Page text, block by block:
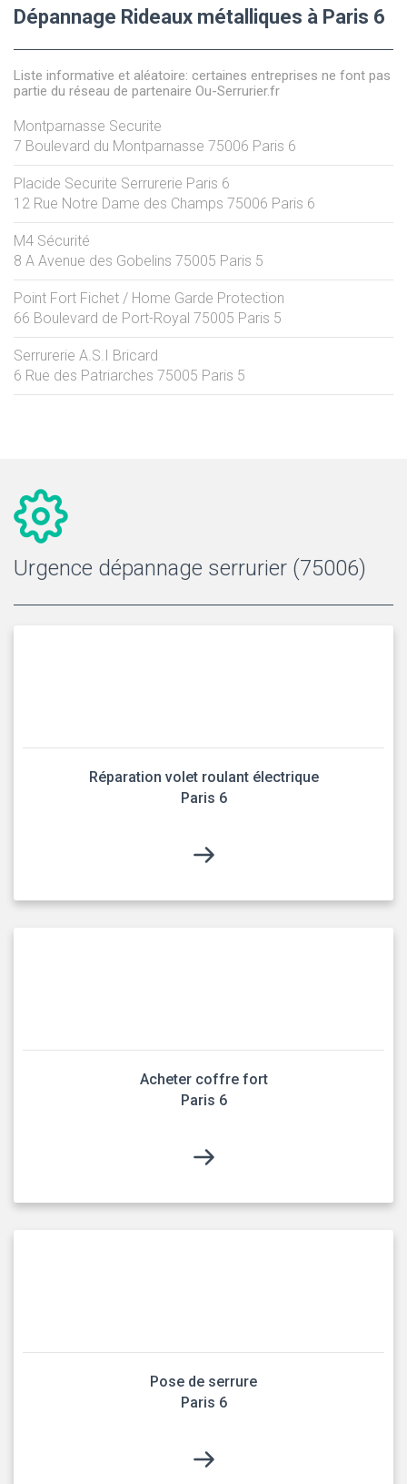
Dépannage Rideaux métalliques à Paris 6
Liste informative et aléatoire: certaines entreprises ne font pas
partie du réseau de partenaire Ou-Serrurier.fr
Montparnasse Securite
7 Boulevard du Montparnasse 75006 Paris 6
Placide Securite Serrurerie Paris 6
12 Rue Notre Dame des Champs 75006 Paris 6
M4 Sécurité
8 A Avenue des Gobelins 75005 Paris 5
Point Fort Fichet / Home Garde Protection
66 Boulevard de Port-Royal 75005 Paris 5
Serrurerie A.S.I Bricard
6 Rue des Patriarches 75005 Paris 5
Urgence dépannage serrurier (75006)
Réparation volet roulant électrique
Paris 6
Acheter coffre fort
Paris 6
Pose de serrure
Paris 6